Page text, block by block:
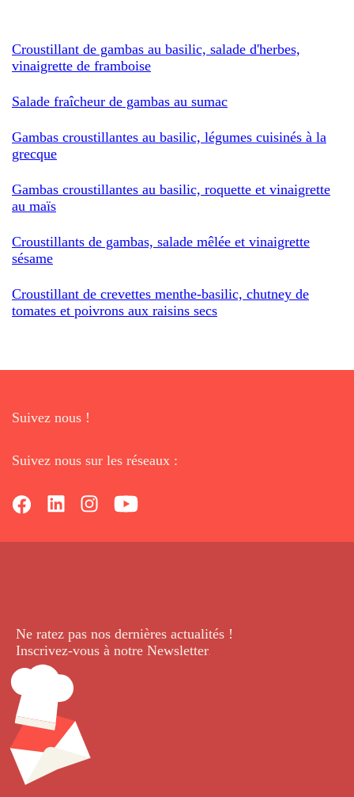
Croustillant de gambas au basilic, salade d'herbes,
vinaigrette de framboise
Salade fraîcheur de gambas au sumac
Gambas croustillantes au basilic, légumes cuisinés à la
grecque
Gambas croustillantes au basilic, roquette et vinaigrette
au maïs
Croustillants de gambas, salade mêlée et vinaigrette
sésame
Croustillant de crevettes menthe-basilic, chutney de
tomates et poivrons aux raisins secs
Suivez nous !
Suivez nous sur les réseaux :
Ne ratez pas nos dernières actualités !
Inscrivez-vous à notre Newsletter.